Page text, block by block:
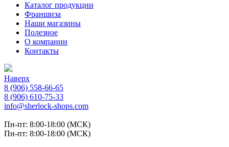
Каталог продукции
Франшиза
Наши магазины
Полезное
О компании
Контакты
Наверх
8 (906) 558-66-65
8 (906) 610-75-33
info@sherlock-shops.com
Пн-пт: 8:00-18:00 (МСК)
Пн-пт: 8:00-18:00 (МСК)